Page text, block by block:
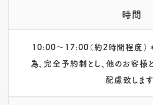
時間
10:00～17:00（約2時間程度）
為、完全予約制とし、他のお客様
配慮致します